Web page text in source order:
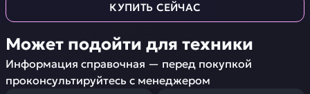
КУПИТЬ СЕЙЧАС
Может подойти для техники
Информация справочная — перед покупкой
проконсультируйтесь с менеджером